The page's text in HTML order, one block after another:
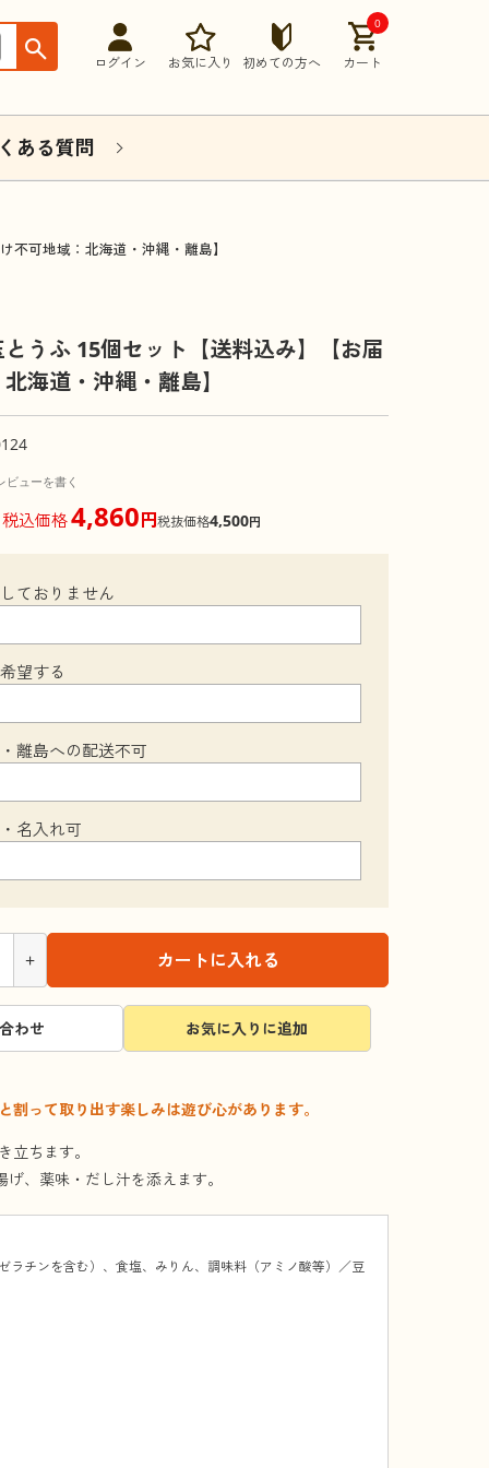
ログイン お気に入り 初めての方へ
0
カート
ある質問
不可地域：北海道・沖縄・離島】
うふ 15個セット【送料込み】【お届
海道・沖縄・離島】
ビューを書く
税込価格4,860円税抜価格4,500円
ておりません
望する
離島への配送不可
名入れ可
+ カートに入れる
わせ お気に入りに追加
って取り出す楽しみは遊び心があります。
ちます。
、薬味・だし汁を添えます。
チンを含む）、食塩、みりん、調味料（アミノ酸等）／豆